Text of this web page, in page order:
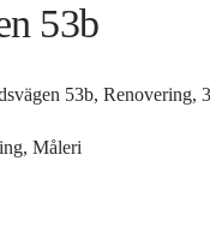
53b
53b, Renovering,
Måleri